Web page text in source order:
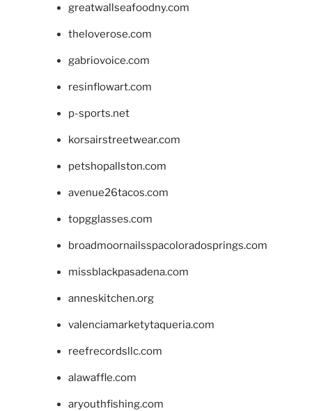
greatwallseafoodny.com
theloverose.com
gabriovoice.com
resinflowart.com
p-sports.net
korsairstreetwear.com
petshopallston.com
avenue26tacos.com
topgglasses.com
broadmoornailsspacoloradosprings.com
missblackpasadena.com
anneskitchen.org
valenciamarketytaqueria.com
reefrecordsllc.com
alawaffle.com
aryouthfishing.com